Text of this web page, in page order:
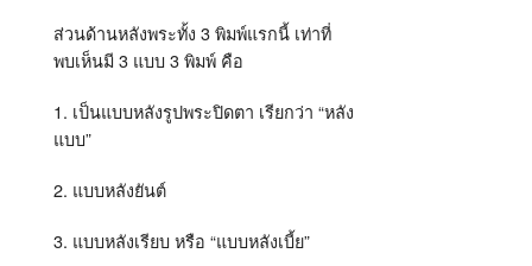
ส่วนด้านหลังพระทั้ง 3 พิมพ์แรกนี้ เท่าที่
พบเห็นมี 3 แบบ 3 พิมพ์ คือ
1. เป็นแบบหลังรูปพระปิดตา เรียกว่า “หลัง
แบบ”
2. แบบหลังยันต์
3. แบบหลังเรียบ หรือ “แบบหลังเบี้ย”